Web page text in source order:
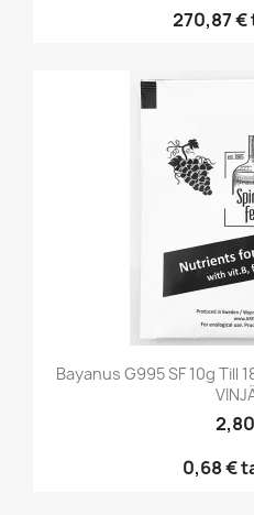
270,87 €
Bayanus G995 SF 10g Till
0,68 €